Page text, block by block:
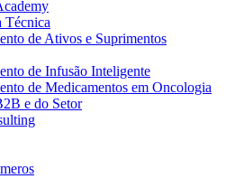
Técnica
de Ativos e Suprimentos
de Infusão Inteligente
de Medicamentos em Oncologia
e do Setor